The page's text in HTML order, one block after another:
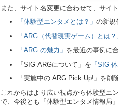
また、サイト名変更に合わせて、サイ
「体験型エンタメとは？」 の新規
「ARG（代替現実ゲーム）とは？
「ARG の魅力」 を最近の事例に
「SIG-ARGについて」を 「SIG-
「実施中の ARG Pick Up!」を削
これからはより広い視点から体験型エ
で、今後とも「体験型エンタメ情報局